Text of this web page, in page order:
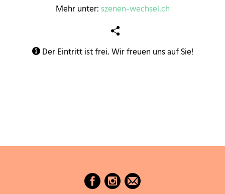
Mehr unter: szenen-wechsel.ch
Der Eintritt ist frei. Wir freuen uns auf Sie!